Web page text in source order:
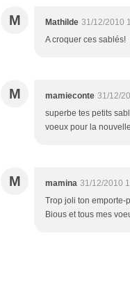
M Mathilde 31/12/2010
A croquer ces sablés!
M mamieconte 31/12/
superbe tes petits
voeux pour la nouvelle
M mamina 31/12/2010
Trop joli ton emporte-
Bious et tous mes